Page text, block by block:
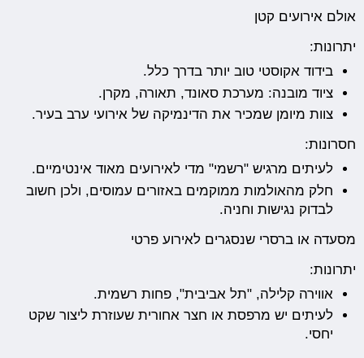
אולם אירועים קטן
יתרונות:
בידוד אקוסטי טוב יותר בדרך כלל.
ציוד מובנה: מערכת סאונד, תאורה, מקרן.
צוות מיומן שמכיר את הדינמיקה של אירועי ערב בעיר.
חסרונות:
לעיתים מרגיש "רשמי" מדי לאירועים מאוד אינטימיים.
חלק מהאולמות ממוקמים באזורים עמוסים, ולכן חשוב
לבדוק נגישות וחניה.
מסעדה או ברסרי שנסגרים לאירוע פרטי
יתרונות:
אווירה קלילה, "תל אביבית", פחות רשמית.
לעיתים יש מרפסת או חצר אחורית שעוזרת ליצור שקט
יחסי.